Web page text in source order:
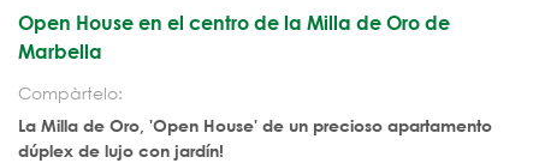
Open House en el centro de la Milla de Oro de
Marbella
Compàrtelo:
La Milla de Oro, 'Open House' de un precioso apartamento
dúplex de lujo con jardín!